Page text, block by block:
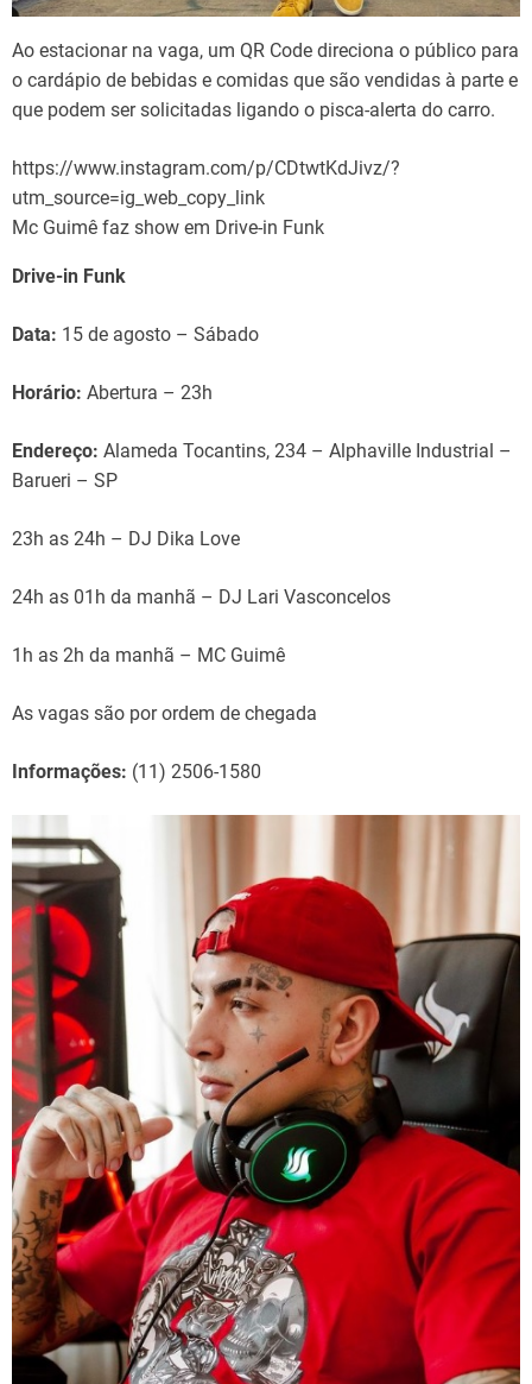
Ao estacionar na vaga, um QR Code direciona o público para
o cardápio de bebidas e comidas que são vendidas à parte e
que podem ser solicitadas ligando o pisca-alerta do carro.
https://www.instagram.com/p/CDtwtKdJivz/?
utm_source=ig_web_copy_link
Mc Guimê faz show em Drive-in Funk
Drive-in Funk
Data: 15 de agosto – Sábado
Horário: Abertura – 23h
Endereço: Alameda Tocantins, 234 – Alphaville Industrial –
Barueri – SP
23h as 24h – DJ Dika Love
24h as 01h da manhã – DJ Lari Vasconcelos
1h as 2h da manhã – MC Guimê
As vagas são por ordem de chegada
Informações: (11) 2506-1580